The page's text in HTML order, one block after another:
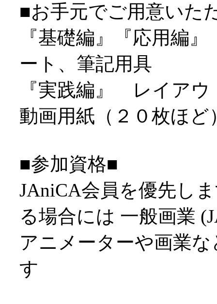
■お手元でご用意いた
『基礎編』『応用編
ート、筆記用具
『実践編』 レイアウ
動画用紙（２０枚ほど
■参加資格■
JAniCA会員を優先し
る場合には 一般画業
アニメーターや画業
す